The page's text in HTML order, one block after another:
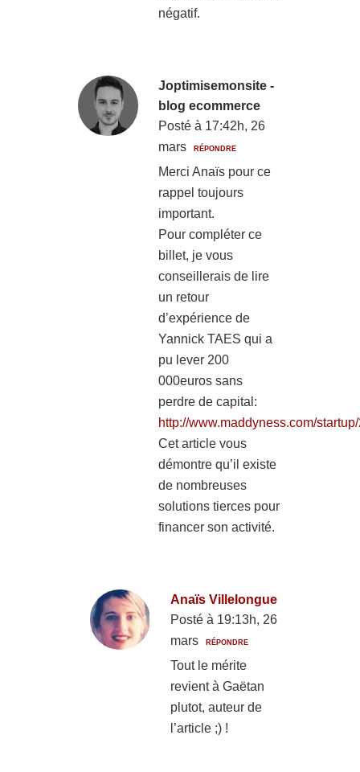
négatif.
Joptimisemonsite -
blog ecommerce
Posté à 17:42h, 26
mars
RÉPONDRE
Merci Anaïs pour ce
rappel toujours
important.
Pour compléter ce
billet, je vous
conseillerais de lire
un retour
d’expérience de
Yannick TAES qui a
pu lever 200
000euros sans
perdre de capital:
http://www.maddyness.com/
Cet article vous
démontre qu’il existe
de nombreuses
solutions tierces pour
financer son activité.
Anaïs Villelongue
Posté à 19:13h, 26
mars
RÉPONDRE
Tout le mérite
revient à Gaëtan
plutot, auteur de
l’article ;) !